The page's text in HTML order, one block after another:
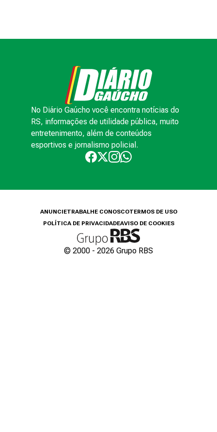
No Diário Gaúcho você encontra notícias do
RS, informações de utilidade pública, muito
entretenimento, além de conteúdos
esportivos e jornalismo policial.
ANUNCIETRABALHE CONOSCOTERMOS DE USO
POLÍTICA DE PRIVACIDADEAVISO DE COOKIES
© 2000 - 2026 Grupo RBS